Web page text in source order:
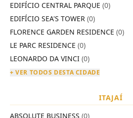
EDIFÍCIO CENTRAL PARQUE (0)
EDIFÍCIO SEA'S TOWER (0)
FLORENCE GARDEN RESIDENCE (0)
LE PARC RESIDENCE (0)
LEONARDO DA VINCI (0)
+ VER TODOS DESTA CIDADE
ITAJAÍ
ABSOLUTE BUSINESS (0)